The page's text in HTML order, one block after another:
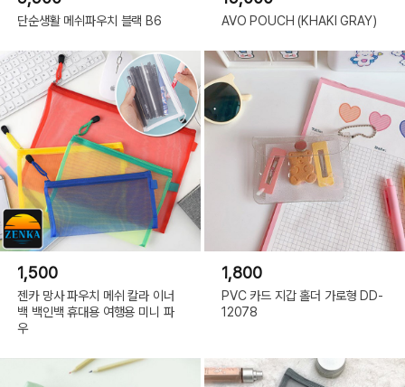
단순생활 메쉬파우치 블랙 B6 AVO POUCH (KHAKI GRAY)
1,500
젠카 망사 파우치 메쉬 칼라 이너
백 백인백 휴대용 여행용 미니 파
우
1,800
PVC 카드 지갑 홀더 가로형 DD-
12078